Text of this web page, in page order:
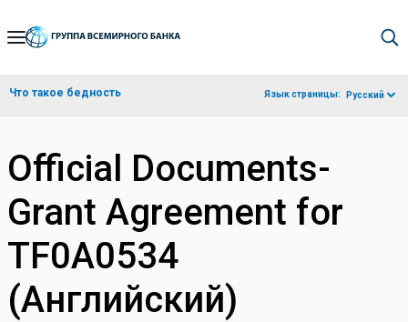
Skip
Navigation
Что такое бедность Язык страницы: Русский
Official Documents-
Grant Agreement for
TF0A0534
(Английский)